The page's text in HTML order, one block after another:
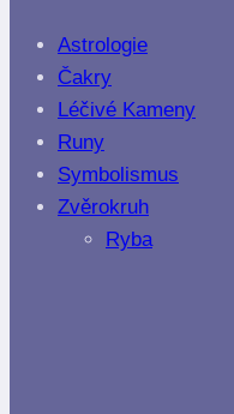
Astrologie
Čakry
Léčivé Kameny
Runy
Symbolismus
Zvěrokruh
Ryba